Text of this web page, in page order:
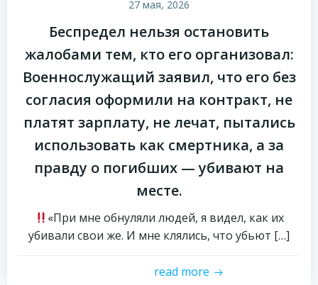
27 мая, 2026
Беспредел нельзя остановить
жалобами тем, кто его организовал:
Военнослужащий заявил, что его без
согласия оформили на контракт, не
платят зарплату, не лечат, пытались
использовать как смертника, а за
правду о погибших — убивают на
месте.
«При мне обнуляли людей, я видел, как их
убивали свои же. И мне клялись, что убьют […]
read more